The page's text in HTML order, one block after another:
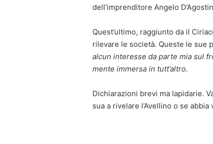
dell’imprenditore Angelo
Quest’ultimo, raggiunto da il
rilevare le società. Queste le sue
alcun interesse da parte mia sul
mente immersa in tutt’altro.
Dichiarazioni brevi ma lapidarie.
sua a rivelare l’Avellino o se